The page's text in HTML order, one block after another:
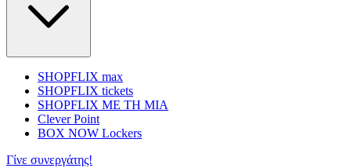
SHOPFLIX max
SHOPFLIX tickets
SHOPFLIX ΜΕ ΤΗ ΜΙΑ
Clever Point
BOX NOW Lockers
Γίνε συνεργάτης!